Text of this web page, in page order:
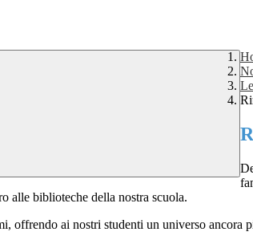
alle biblioteche della nostra scuola.
ai nostri studenti un universo ancora